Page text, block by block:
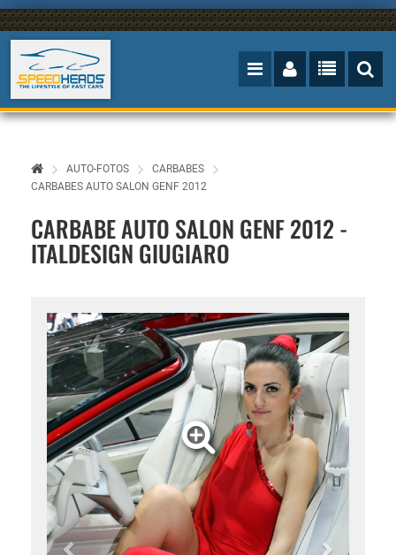
AUTO-FOTOS
CARBABES
CARBABES AUTO SALON GENF 2012
CARBABE AUTO SALON GENF 2012 -
ITALDESIGN GIUGIARO